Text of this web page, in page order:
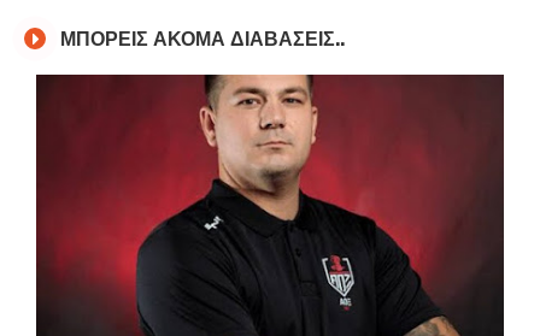
ΜΠΟΡΕΙΣ ΑΚΟΜΑ ΔΙΑΒΑΣΕΙΣ..